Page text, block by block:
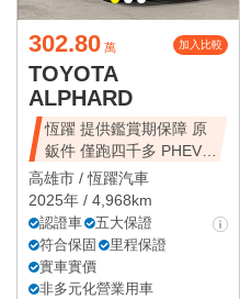
302.80 萬 加入比較
TOYOTA
ALPHARD
恆躍 提供鑑賞期保障 原
鈑件 僅跑四千多 PHEV
原廠保固
高雄市 /恆躍汽車
2025年 / 4,968km
認證車
五大保證
符合保固
里程保證
實車實價
非多元化營業用車